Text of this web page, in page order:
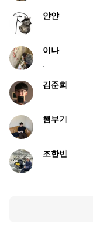
얀얀
이나
김준희
햄부기
조한빈